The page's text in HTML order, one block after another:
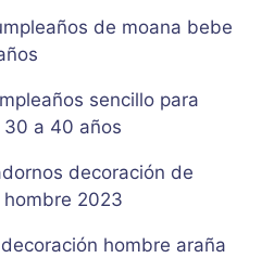
de moana bebe
sencillo para
a 40 años
decoración de
2023
hombre araña